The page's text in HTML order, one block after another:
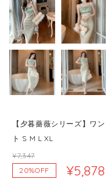
【夕暮薔薇シリーズ】ワ
ト S M L XL
¥7,347
20%OFF
¥5,878